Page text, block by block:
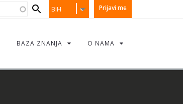
Prijavi me
BIH
BAZA ZNANJA O NAMA